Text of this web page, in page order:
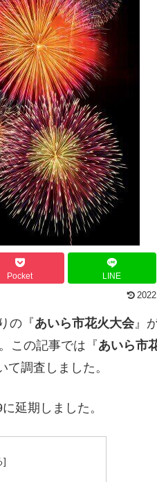
Pocket LINE
の『あいら市花火大会』
この記事では『あいら市
調査しました。
延期しました。